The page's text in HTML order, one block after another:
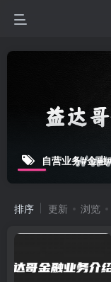
自营业务#金
排序 更新 浏览